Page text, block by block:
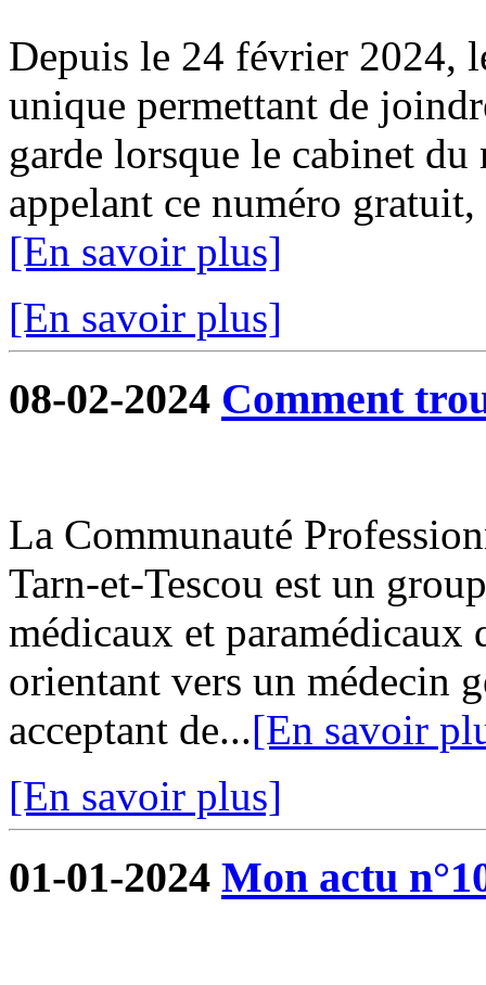
Depuis le 24 février 2024,
unique permettant de
garde lorsque le cabinet
appelant ce numéro
[En savoir plus]
[En savoir plus]
08-02-2024 Comment
La Communauté
Tarn-et-Tescou est un
médicaux et paramédicaux
orientant vers un médecin
acceptant de...[En savoir
[En savoir plus]
01-01-2024 Mon actu